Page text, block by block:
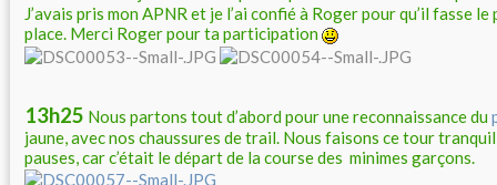
J’avais pris mon APNR et je l’ai confié à Roger pour qu’il fasse
place. Merci Roger pour ta participation
13h25 Nous partons tout d’abord pour une reconnaissance du
jaune, avec nos chaussures de trail. Nous faisons ce tour
pauses, car c’était le départ de la course des minimes garçons.